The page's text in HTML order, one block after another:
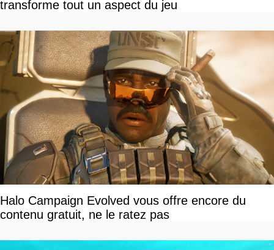
transforme tout un aspect du jeu
Halo Campaign Evolved vous offre encore du
contenu gratuit, ne le ratez pas